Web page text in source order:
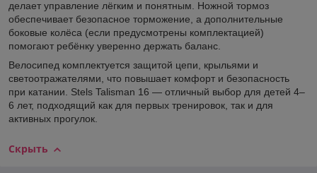
делает управление лёгким и понятным. Ножной тормоз
обеспечивает безопасное торможение, а дополнительные
боковые колёса (если предусмотрены комплектацией)
помогают ребёнку уверенно держать баланс.
Велосипед комплектуется защитой цепи, крыльями и
светоотражателями, что повышает комфорт и безопасность
при катании. Stels Talisman 16 — отличный выбор для детей 4–
6 лет, подходящий как для первых тренировок, так и для
активных прогулок.
Скрыть